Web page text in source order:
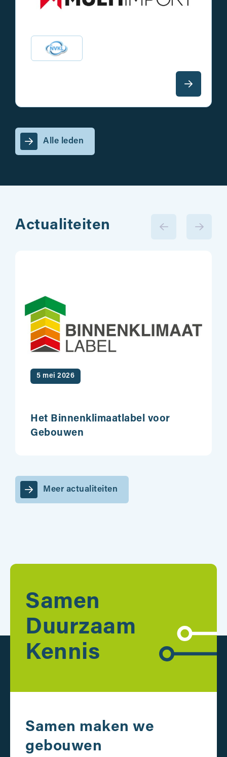
Alle leden
Actualiteiten
5 mei 2026
Het Binnenklimaatlabel voor
Gebouwen
Meer actualiteiten
Samen
Duurzaam
Kennis
Samen maken we
gebouwen